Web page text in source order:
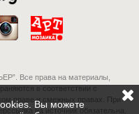
Все права на материалы,
в соответствии с
праве и смежных правах. При
на источник обязательна.
Вы можете